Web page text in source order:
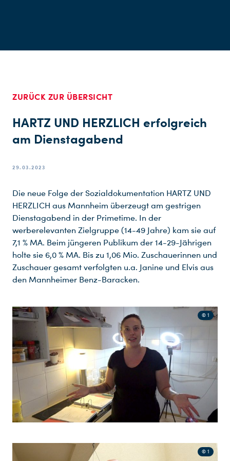
ZURÜCK ZUR ÜBERSICHT
HARTZ UND HERZLICH erfolgreich
am Dienstagabend
29.03.2023
Die neue Folge der Sozialdokumentation HARTZ UND
HERZLICH aus Mannheim überzeugt am gestrigen
Dienstagabend in der Primetime. In der
werberelevanten Zielgruppe (14-49 Jahre) kam sie auf
7,1 % MA. Beim jüngeren Publikum der 14-29-Jährigen
holte sie 6,0 % MA. Bis zu 1,06 Mio. Zuschauerinnen und
Zuschauer gesamt verfolgten u.a. Janine und Elvis aus
den Mannheimer Benz-Baracken.
© 1
© 1